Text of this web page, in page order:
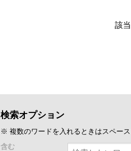
該
検索オプション
※ 複数のワードを入れるときはスペー
含む